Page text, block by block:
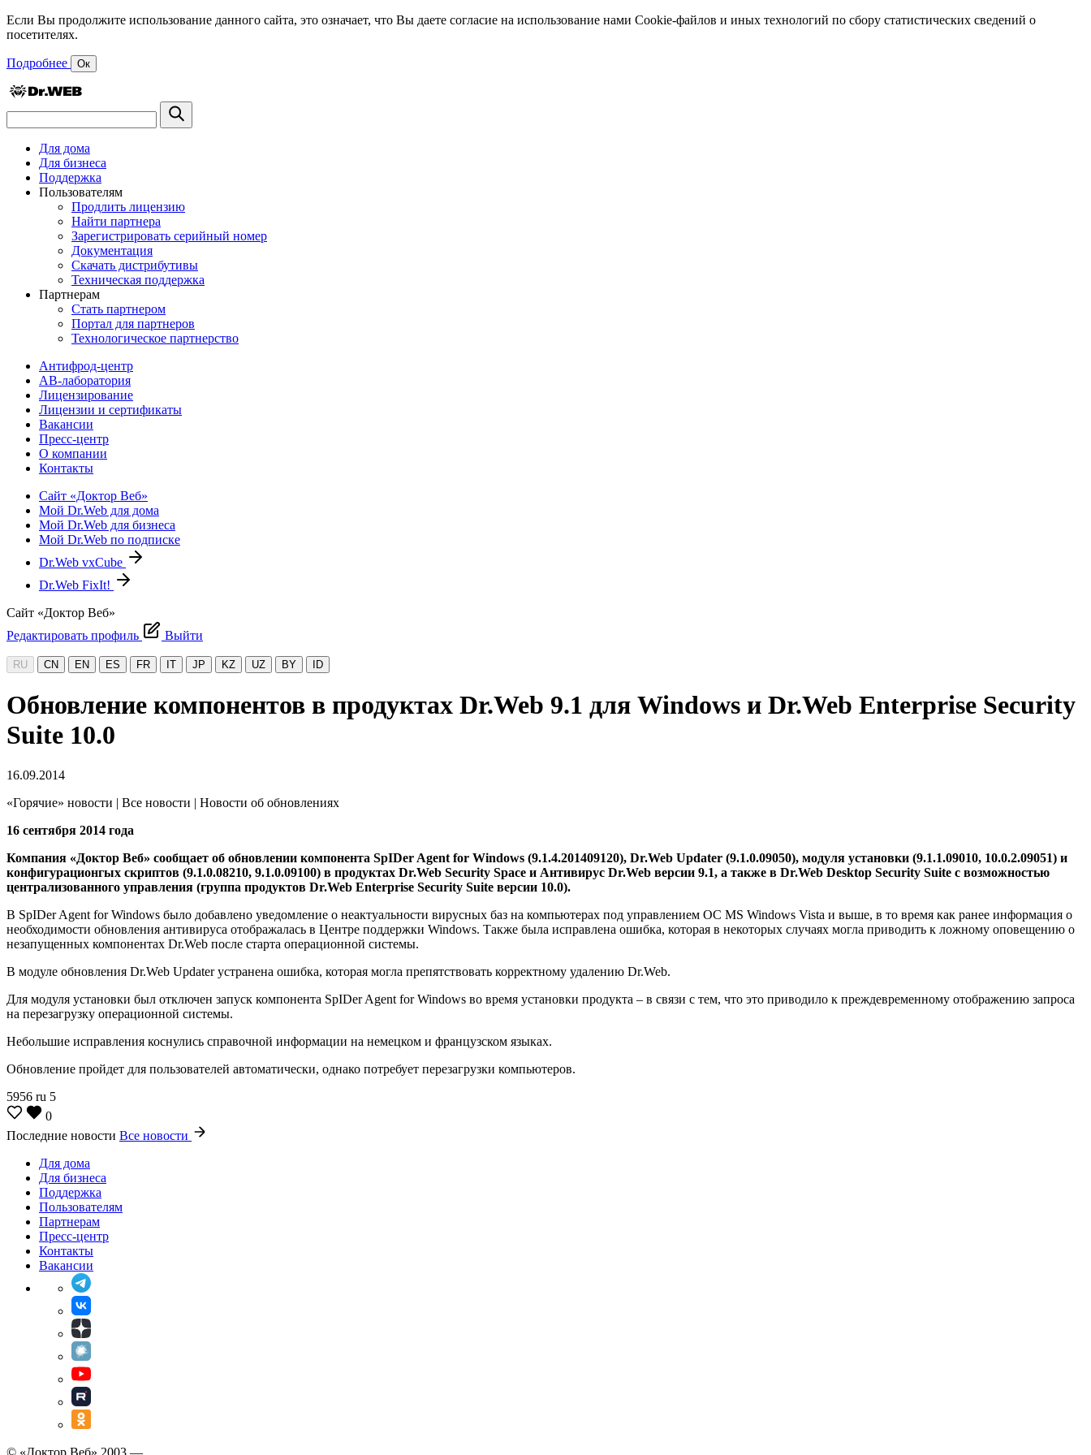
Если Вы продолжите использование данного сайта, это означает, что Вы даете согласие на использование нами Cookie-файлов и иных технологий по сбору статистических сведений о
посетителях.
Подробнее Ок
Для дома
Для бизнеса
Поддержка
Пользователям
Продлить лицензию
Найти партнера
Зарегистрировать серийный номер
Документация
Скачать дистрибутивы
Техническая поддержка
Партнерам
Стать партнером
Портал для партнеров
Технологическое партнерство
Антифрод-центр
АВ-лаборатория
Лицензирование
Лицензии и сертификаты
Вакансии
Пресс-центр
О компании
Контакты
Сайт «Доктор Веб»
Мой Dr.Web для дома
Мой Dr.Web для бизнеса
Мой Dr.Web по подписке
Dr.Web vxCube
Dr.Web FixIt!
Сайт «Доктор Веб»
Редактировать профиль
Выйти
RU CN EN ES FR IT JP KZ UZ BY ID
Обновление компонентов в продуктах Dr.Web 9.1 для Windows и Dr.Web Enterprise Security
Suite 10.0
16.09.2014
«Горячие» новости | Все новости | Новости об обновлениях
16 сентября 2014 года
Компания «Доктор Веб» сообщает об обновлении компонента SpIDer Agent for Windows (9.1.4.201409120), Dr.Web Updater (9.1.0.09050), модуля установки (9.1.1.09010, 10.0.2.09051) и
конфигурационгых скриптов (9.1.0.08210, 9.1.0.09100) в продуктах Dr.Web Security Space и Антивирус Dr.Web версии 9.1, а также в Dr.Web Desktop Security Suite с возможностью
централизованного управления (группа продуктов Dr.Web Enterprise Security Suite версии 10.0).
В SpIDer Agent for Windows было добавлено уведомление о неактуальности вирусных баз на компьютерах под управлением ОС MS Windows Vista и выше, в то время как ранее информация о
необходимости обновления антивируса отображалась в Центре поддержки Windows. Также была исправлена ошибка, которая в некоторых случаях могла приводить к ложному оповещению о
незапущенных компонентах Dr.Web после старта операционной системы.
В модуле обновления Dr.Web Updater устранена ошибка, которая могла препятствовать корректному удалению Dr.Web.
Для модуля установки был отключен запуск компонента SpIDer Agent for Windows во время установки продукта – в связи с тем, что это приводило к преждевременному отображению запроса
на перезагрузку операционной системы.
Небольшие исправления коснулись справочной информации на немецком и французском языках.
Обновление пройдет для пользователей автоматически, однако потребует перезагрузки компьютеров.
5956 ru 5
0
Последние новости Все новости
Для дома
Для бизнеса
Поддержка
Пользователям
Партнерам
Пресс-центр
Контакты
Вакансии
© «Доктор Веб» 2003 —